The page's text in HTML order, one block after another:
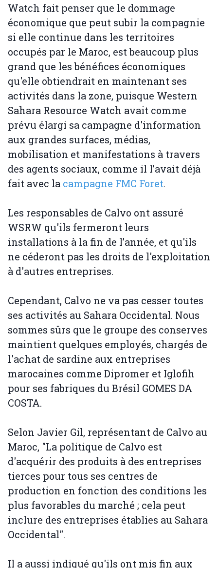
Watch fait penser que le dommage
économique que peut subir la compagnie
si elle continue dans les territoires
occupés par le Maroc, est beaucoup plus
grand que les bénéfices économiques
qu'elle obtiendrait en maintenant ses
activités dans la zone, puisque Western
Sahara Resource Watch avait comme
prévu élargi sa campagne d'information
aux grandes surfaces, médias,
mobilisation et manifestations à travers
des agents sociaux, comme il l’avait déjà
fait avec la campagne FMC Foret.
Les responsables de Calvo ont assuré
WSRW qu'ils fermeront leurs
installations à la fin de l’année, et qu'ils
ne céderont pas les droits de l'exploitation
à d'autres entreprises.
Cependant, Calvo ne va pas cesser toutes
ses activités au Sahara Occidental. Nous
sommes sûrs que le groupe des conserves
maintient quelques employés, chargés de
l'achat de sardine aux entreprises
marocaines comme Dipromer et Iglofih
pour ses fabriques du Brésil GOMES DA
COSTA.
Selon Javier Gil, représentant de Calvo au
Maroc, "La politique de Calvo est
d'acquérir des produits à des entreprises
tierces pour tous ses centres de
production en fonction des conditions les
plus favorables du marché ; cela peut
inclure des entreprises établies au Sahara
Occidental".
Il a aussi indiqué qu'ils ont mis fin aux